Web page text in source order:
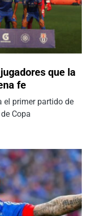
que la
fe
el primer partido de
Copa